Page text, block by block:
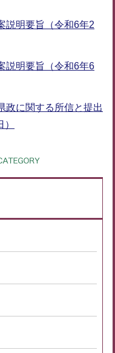
説明要旨（令和6年2
説明要旨（令和6年6
政に関する所信と提出